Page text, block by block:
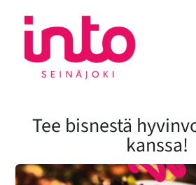
sisältöön
Tee bisnestä
kanssa!